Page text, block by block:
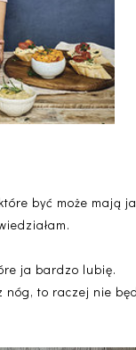
być może mają
ja bardzo lubię.
to raczej nie